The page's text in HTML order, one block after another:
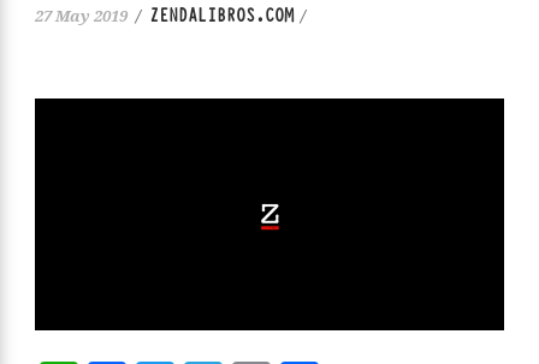
27 May 2019 / ZENDALIBROS.COM/